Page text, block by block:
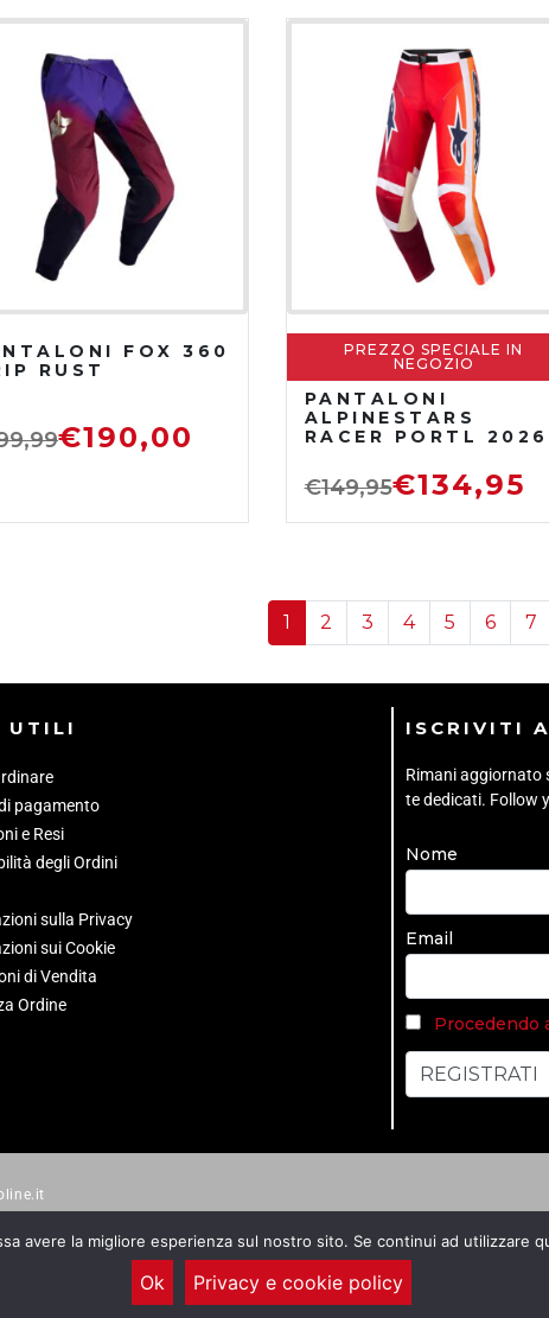
FOX 360
RUST
€190,00
PREZZO SPECIALE IN
NEGOZIO
PANTALONI
ALPINESTARS
RACER PORTL 2026
€149,95€134,95
1 2 3 4 5 6 7
UTILI
pagamento
e Resi
degli Ordini
sulla Privacy
sui Cookie
di Vendita
Ordine
ISCRIVITI
Rimani aggiornato
te dedicati. Follow
Nome
Email
Procedendo
avere la migliore esperienza sul nostro sito. Se continui ad utilizzare
Ok Privacy e cookie policy